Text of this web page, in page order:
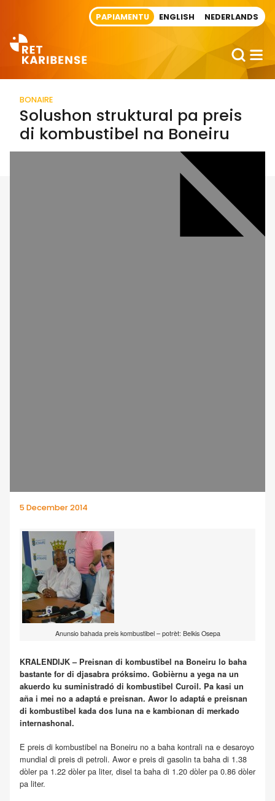
PAPIAMENTU ENGLISH NEDERLANDS
BONAIRE
Solushon struktural pa preis
di kombustibel na Boneiru
5 December 2014
Anunsio bahada preis kombustibel – potrèt: Belkis Osepa
KRALENDIJK – Preisnan di kombustibel na Boneiru lo baha
bastante for di djasabra próksimo. Gobièrnu a yega na un
akuerdo ku suministradó di kombustibel Curoil. Pa kasi un
aña i mei no a adaptá e preisnan. Awor lo adaptá e preisnan
di kombustibel kada dos luna na e kambionan di merkado
internashonal.
E preis di kombustibel na Boneiru no a baha kontrali na e desaroyo
mundial di preis di petroli. Awor e preis di gasolin ta baha di 1.38
dòler pa 1.22 dòler pa liter, disel ta baha di 1.20 dòler pa 0.86 dòler
pa liter.